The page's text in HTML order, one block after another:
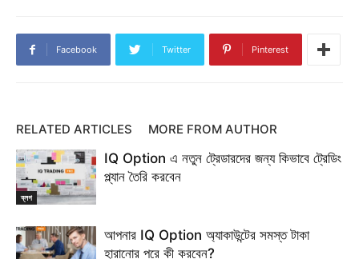
Facebook Twitter Pinterest
RELATED ARTICLES MORE FROM AUTHOR
ব্লগ
IQ Option এ নতুন ট্রেডারদের জন্য কিভাবে ট্রেডিং
প্ল্যান তৈরি করবেন
আপনার IQ Option অ্যাকাউন্টের সমস্ত টাকা
হারানোর পরে কী করবেন?